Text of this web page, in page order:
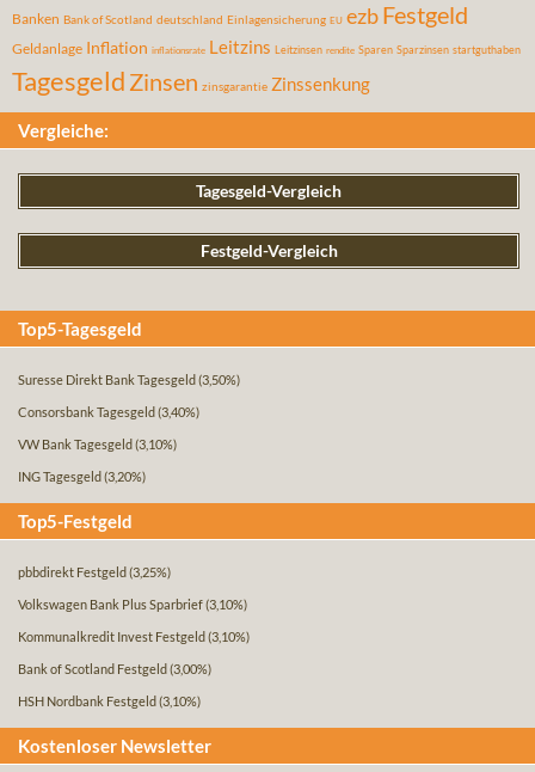
Banken Bank of Scotland deutschland Einlagensicherung EU ezbFestgeld
Geldanlage Inflation inflationsrate Leitzins Leitzinsen rendite Sparen Sparzinsen startguthaben
Tagesgeld Zinsen zinsgarantie Zinssenkung
Vergleiche:
Tagesgeld-Vergleich
Festgeld-Vergleich
Top5-Tagesgeld
Suresse Direkt Bank Tagesgeld (3,50%)
Consorsbank Tagesgeld (3,40%)
VW Bank Tagesgeld (3,10%)
ING Tagesgeld (3,20%)
Top5-Festgeld
pbbdirekt Festgeld (3,25%)
Volkswagen Bank Plus Sparbrief(3,10%)
Kommunalkredit Invest Festgeld (3,10%)
Bank of Scotland Festgeld (3,00%)
HSH Nordbank Festgeld (3,10%)
Kostenloser Newsletter